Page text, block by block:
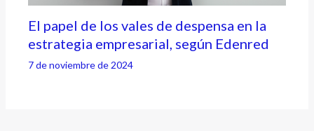
El papel de los vales de despensa en la
estrategia empresarial, según Edenred
7 de noviembre de 2024